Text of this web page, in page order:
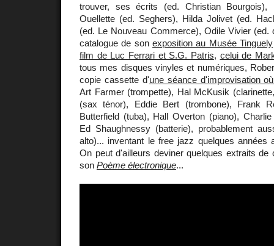
trouver, ses écrits (ed. Christian
Ouellette (ed. Seghers), Hilda Jolivet (ed.
(ed. Le Nouveau Commerce), Odile Vivier (ed.
catalogue de sonexposition au Musée Tinguely
film de Luc Ferrari et S.G. Patris, celui de
tous mes disques vinyles et numériques,
copie cassette d'une séance d'improvisation
Art Farmer (trompette), Hal McKusik
(sax ténor), Eddie Bert (trombone), Frank
Butterfield (tuba), Hall Overton (piano),
Ed Shaughnessy (batterie), probablement
alto)... inventant le free jazz quelques années
On peut d'ailleurs deviner quelques extraits
son Poème électronique...